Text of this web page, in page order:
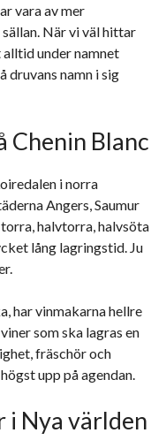
vara av mer
När vi väl hittar
under namnet
druvans namn i sig
Chenin Blanc
i norra
Angers, Saumur
halvtorra, halvsöta
lång lagringstid. Ju
har vinmakarna hellre
som ska lagras en
fräschör och
upp på agendan.
i Nya världen